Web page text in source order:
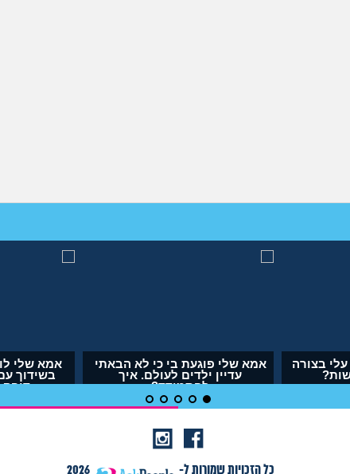
אמא שלי פוגעת בי כי
עדיין ילדים
להתמודד?
אבא של בעלי מסתכל עלי בצורה
מחפיצה, מה לעשות?
כל הזכויות שמורות ל- 2026